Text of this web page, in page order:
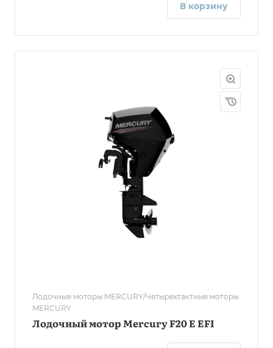
В корзину
Лодочные моторы MERCURY/Четырехтактные моторы
MERCURY
Лодочный мотор Mercury F20 E EFI